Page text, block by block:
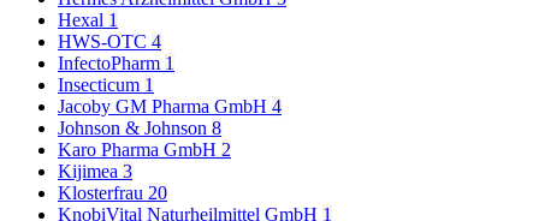
Hexal 1
HWS-OTC 4
InfectoPharm 1
Insecticum 1
Jacoby GM Pharma GmbH 4
Johnson & Johnson 8
Karo Pharma GmbH 2
Kijimea 3
Klosterfrau 20
KnobiVital Naturheilmittel GmbH 1